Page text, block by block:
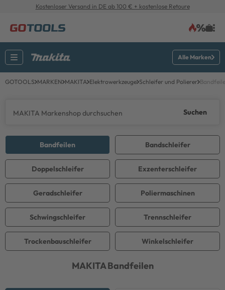
Kostenloser Versand in DE ab 100 € + kostenlose Retoure
Alle Marken
GOTOOLS MARKEN MAKITA Elektrowerkzeuge Schleifer und Polierer
Suchen
Winkelschleifer
Exzenterschleifer
Trockenbauschleifer
Trennschleifer
Bandschleifer
Geradschleifer
Doppelschleifer
Schwingschleifer
Bandfeilen
Poliermaschinen
MAKITABandfeilen